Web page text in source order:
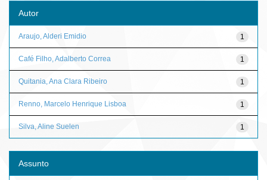
Autor
1
Araujo, Alderi Emidio
1
Café Filho, Adalberto Correa
1
Quitania, Ana Clara Ribeiro
1
Renno, Marcelo Henrique Lisboa
1
Silva, Aline Suelen
Assunto